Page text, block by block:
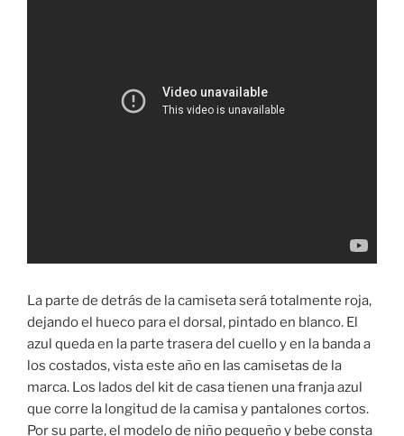
La parte de detrás de la camiseta será totalmente roja,
dejando el hueco para el dorsal, pintado en blanco. El
azul queda en la parte trasera del cuello y en la banda a
los costados, vista este año en las camisetas de la
marca. Los lados del kit de casa tienen una franja azul
que corre la longitud de la camisa y pantalones cortos.
Por su parte, el modelo de niño pequeño y bebe consta